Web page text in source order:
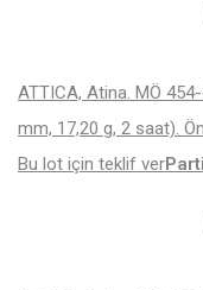
ATTICA, Atina. MÖ
mm, 17,20 g, 2 saat).
Bu lot için teklif ver